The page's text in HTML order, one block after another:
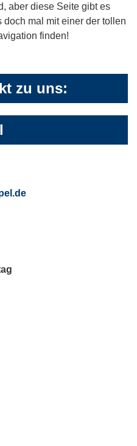
aber diese Seite gibt es
doch mal mit einer der tollen
finden!
zu uns: